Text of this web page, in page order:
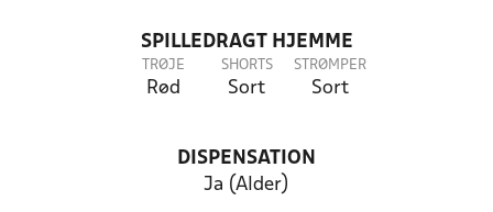
SPILLEDRAGT HJEMME
TRØJE
Rød
SHORTS
Sort
STRØMPER
Sort
DISPENSATION
Ja (Alder)